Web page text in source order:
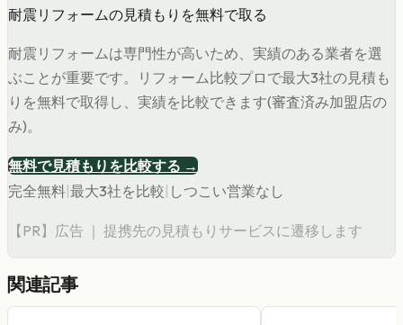
耐震リフォームの見積もりを無料で取る
耐震リフォームは専門性が高いため、実績のある業者を選
ぶことが重要です。リフォーム比較プロで最大3社の見積も
りを無料で取得し、実績を比較できます(審査済み加盟店の
み)。
無料で見積もりを比較する →
完全無料|最大3社を比較| しつこい営業なし
【PR】広告 ｜ 提携先の見積もりサービスに遷移します
関連記事